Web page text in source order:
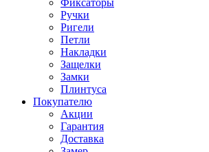
Фиксаторы
Ручки
Ригели
Петли
Накладки
Защелки
Замки
Плинтуса
Покупателю
Акции
Гарантия
Доставка